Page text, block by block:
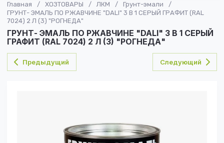
Главная / ХОЗТОВАРЫ / ЛКМ / Грунт-эмали
/
ГРУНТ- ЭМАЛЬ ПО РЖАВЧИНЕ "DALI" 3 В 1 СЕРЫЙ ГРАФИТ (RAL
7024) 2 Л (3) "РОГНЕДА"
ГРУНТ- ЭМАЛЬ ПО РЖАВЧИНЕ "DALI" 3 В 1 СЕРЫЙ
ГРАФИТ (RAL 7024) 2 Л (3) "РОГНЕДА"
Предыдущий Следующий